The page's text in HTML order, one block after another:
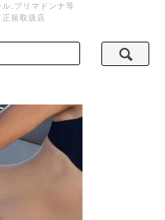
,プリマドンナ等
規取扱店